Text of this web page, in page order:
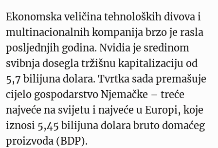
Ekonomska veličina tehnoloških divova i
multinacionalnih kompanija brzo je rasla
posljednjih godina. Nvidia je sredinom
svibnja dosegla tržišnu kapitalizaciju od
5,7 bilijuna dolara. Tvrtka sada premašuje
cijelo gospodarstvo Njemačke – treće
najveće na svijetu i najveće u Europi, koje
iznosi 5,45 bilijuna dolara bruto domaćeg
proizvoda (BDP).